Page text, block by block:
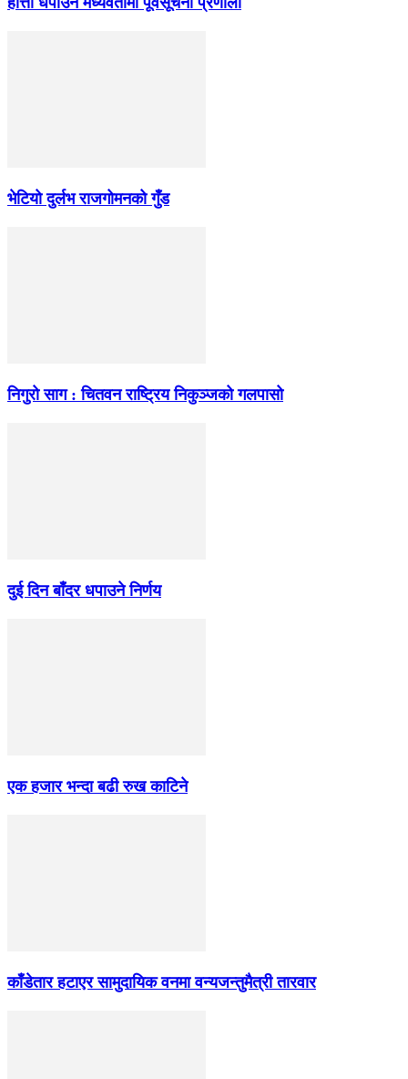
भेटियो दुर्लभ राजगोमनको गुँड
निगुरो साग : चितवन राष्ट्रिय निकुञ्जको गलपासो
दुई दिन बाँदर धपाउने निर्णय
एक हजार भन्दा बढी रुख काटिने
काँडेतार हटाएर सामुदायिक वनमा वन्यजन्तुमैत्री तारवार